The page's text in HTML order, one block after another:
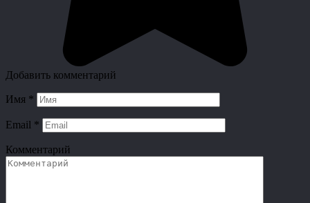
Добавить комментарий
Имя *
Email *
Комментарий